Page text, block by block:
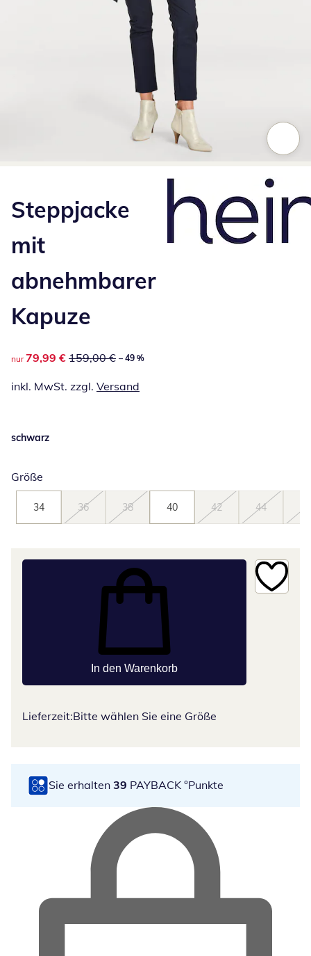
Steppjacke
mit
abnehmbarer
Kapuze
reduzierter Preis 79,99 €, vorheriger Preis: 159,00 €
nur 79,99 € 159,00 € – 49 %
inkl. MwSt. zzgl. Versand
schwarz
Größe
34 36 38 40 42 44
In den Warenkorb
Lieferzeit:Bitte wählen Sie eine Größe
Sie erhalten 39 PAYBACK °Punkte